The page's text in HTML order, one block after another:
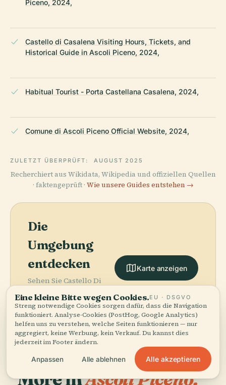
Piceno, 2024,
Castello di Casalena Visiting Hours, Tickets, and
Historical Guide in Ascoli Piceno, 2024,
Habitual Tourist - Porta Castellana Casalena, 2024,
Comune di Ascoli Piceno Official Website, 2024,
ZULETZT ÜBERPRÜFT: AUGUST 2025
Recherchiert aus Wikidata, Wikipedia und offiziellen Quellen
· faktengeprüft · Wie unsere Guides entstehen →
Die
Umgebung
entdecken
Sehen Sie Castello Di
und entdecken Sie, was
in der Nähe ist.
Karte anzeigen
More inAscoli Piceno.
Eine kleine Bitte wegen Cookies.EU · DSGVO
Streng notwendige Cookies sorgen dafür, dass die Navigation
funktioniert. Analyse-Cookies (PostHog, Google Analytics)
helfen uns zu verstehen, welche Seiten funktionieren — nur
aggregiert, keine Werbung, kein Verkauf. Du kannst dies
jederzeit im Footer ändern.
Anpassen Alle ablehnen Alle akzeptieren